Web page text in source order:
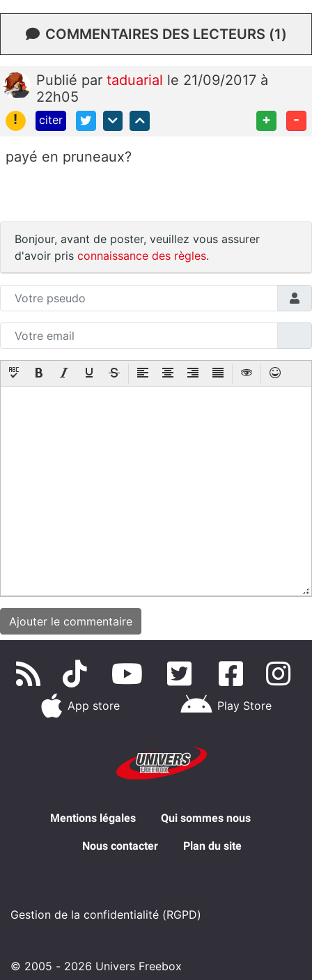
COMMENTAIRES DES LECTEURS (1)
Publié par taduarial le 21/09/2017 à
22h05
!
citer + -
payé en pruneaux?
Bonjour, avant de poster, veuillez vous assurer
d'avoir pris connaissance des règles.
App store Play Store
Mentions légales Qui sommes nous
Nous contacter Plan du site
Gestion de la confidentialité (RGPD)
© 2005 - 2026 Univers Freebox